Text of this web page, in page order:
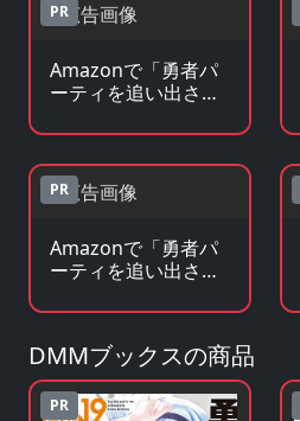
PR
Amazonで「勇者パ
ーティを追い出され
ray・DVDを見る
PR
Amazonで「勇者パ
ーティを追い出され
小説・ラノベを見る
DMMブックスの商品
PR